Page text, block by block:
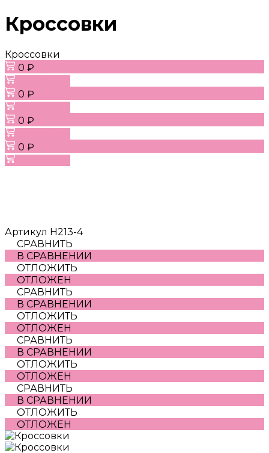
Кроссовки
Кроссовки
0 ₽
0 ₽
0 ₽
0 ₽
Артикул H213-4
СРАВНИТЬ
В СРАВНЕНИИ
ОТЛОЖИТЬ
ОТЛОЖЕН
СРАВНИТЬ
В СРАВНЕНИИ
ОТЛОЖИТЬ
ОТЛОЖЕН
СРАВНИТЬ
В СРАВНЕНИИ
ОТЛОЖИТЬ
ОТЛОЖЕН
СРАВНИТЬ
В СРАВНЕНИИ
ОТЛОЖИТЬ
ОТЛОЖЕН